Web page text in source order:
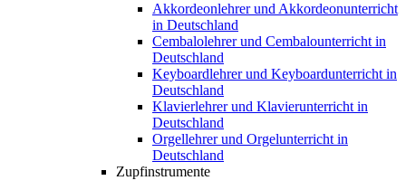
Akkordeonlehrer und Akkordeonunterricht
in Deutschland
Cembalolehrer und Cembalounterricht in
Deutschland
Keyboardlehrer und Keyboardunterricht in
Deutschland
Klavierlehrer und Klavierunterricht in
Deutschland
Orgellehrer und Orgelunterricht in
Deutschland
Zupfinstrumente